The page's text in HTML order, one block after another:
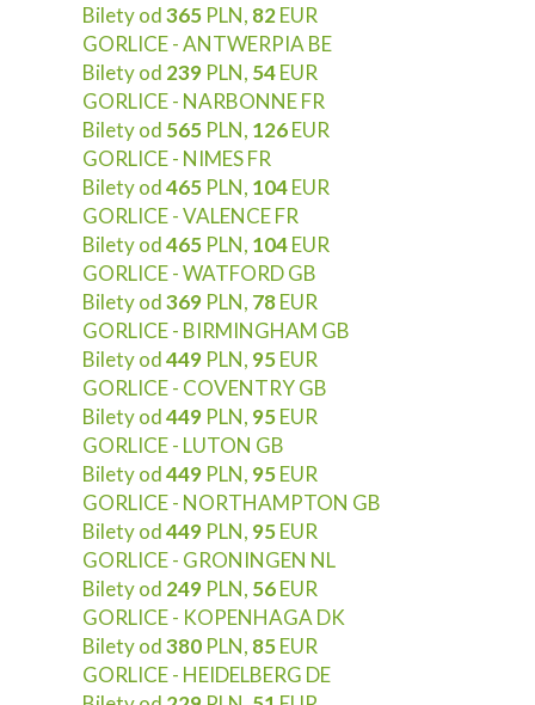
Bilety od365 PLN, 82EUR
GORLICE - ANTWERPIA BE
Bilety od 239 PLN, 54EUR
GORLICE - NARBONNE FR
Bilety od 565 PLN, 126EUR
GORLICE - NIMES FR
Bilety od465 PLN, 104EUR
GORLICE - VALENCE FR
Bilety od465 PLN, 104EUR
GORLICE - WATFORD GB
Bilety od369 PLN, 78EUR
GORLICE - BIRMINGHAM GB
Bilety od449 PLN, 95EUR
GORLICE - COVENTRY GB
Bilety od449 PLN, 95EUR
GORLICE - LUTON GB
Bilety od449 PLN, 95EUR
GORLICE - NORTHAMPTON GB
Bilety od449 PLN, 95EUR
GORLICE - GRONINGEN NL
Bilety od 249 PLN, 56EUR
GORLICE - KOPENHAGA DK
Bilety od380 PLN, 85EUR
GORLICE - HEIDELBERG DE